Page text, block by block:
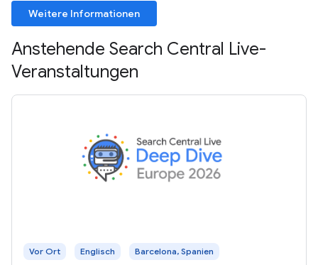
Weitere Informationen
Anstehende Search Central Live-
Veranstaltungen
Vor Ort Englisch Barcelona, Spanien